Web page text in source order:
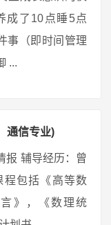
成了10点睡5点
事（即时间管理
...
通信专业)
报 辅导经历：曾
程包括《高等数
》，《数理统